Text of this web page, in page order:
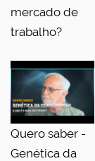
mercado de
trabalho?
Quero saber -
Genética da